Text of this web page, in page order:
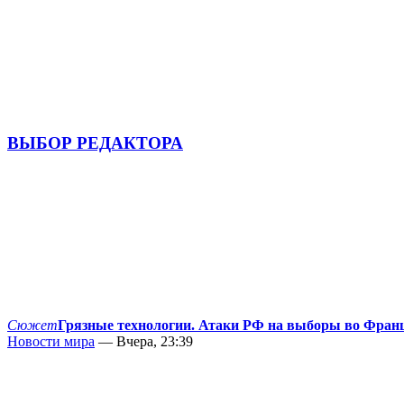
ВЫБОР РЕДАКТОРА
СюжетГрязные технологии. Атаки РФ на выборы во
Новости мира — Вчера, 23:39